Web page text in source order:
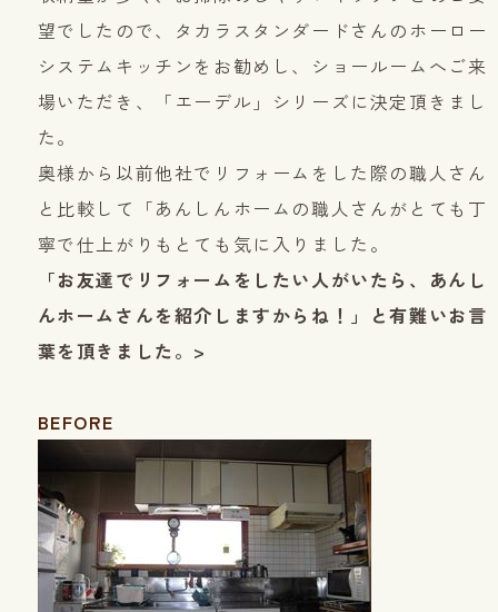
望でしたので、タカラスタンダードさんのホーロー
システムキッチンをお勧めし、ショールームへご来
場いただき、「エーデル」シリーズに決定頂きまし
た。
奥様から以前他社でリフォームをした際の職人さん
と比較して「あんしんホームの職人さんがとても丁
寧で仕上がりもとても気に入りました。
「お友達でリフォームをしたい人がいたら、あんし
んホームさんを紹介しますからね！」と有難いお言
葉を頂きました。>
BEFORE